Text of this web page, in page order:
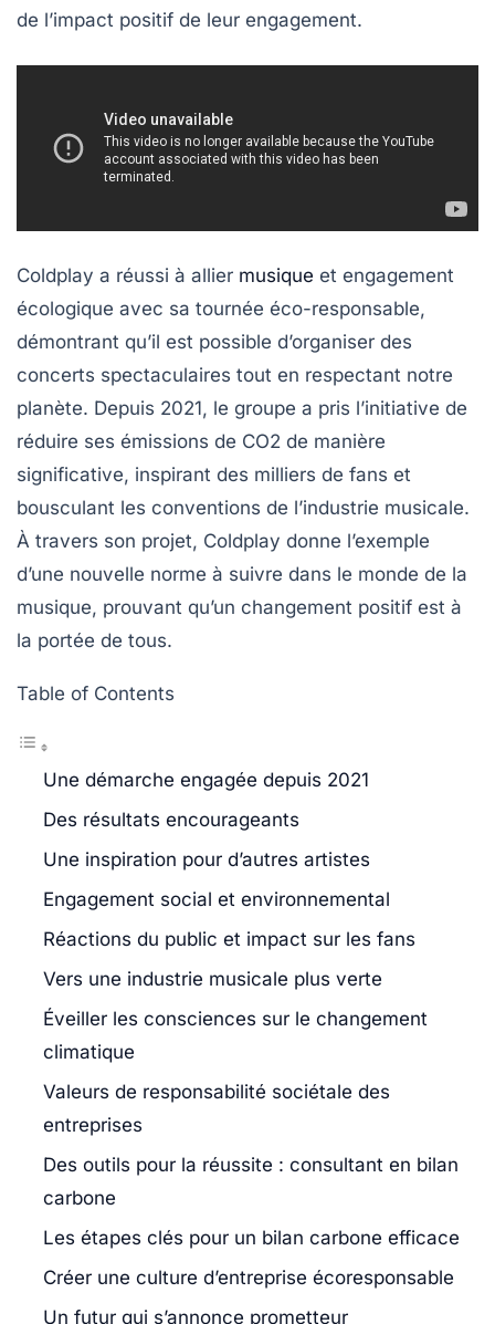
de l’impact positif de leur engagement.
Coldplay a réussi à allier musique et engagement
écologique avec sa tournée éco-responsable,
démontrant qu’il est possible d’organiser des
concerts spectaculaires tout en respectant notre
planète. Depuis 2021, le groupe a pris l’initiative de
réduire ses émissions de CO2 de manière
significative, inspirant des milliers de fans et
bousculant les conventions de l’industrie musicale.
À travers son projet, Coldplay donne l’exemple
d’une nouvelle norme à suivre dans le monde de la
musique, prouvant qu’un changement positif est à
la portée de tous.
Table of Contents
Une démarche engagée depuis 2021
Des résultats encourageants
Une inspiration pour d’autres artistes
Engagement social et environnemental
Réactions du public et impact sur les fans
Vers une industrie musicale plus verte
Éveiller les consciences sur le changement
climatique
Valeurs de responsabilité sociétale des
entreprises
Des outils pour la réussite : consultant en bilan
carbone
Les étapes clés pour un bilan carbone efficace
Créer une culture d’entreprise écoresponsable
Un futur qui s’annonce prometteur